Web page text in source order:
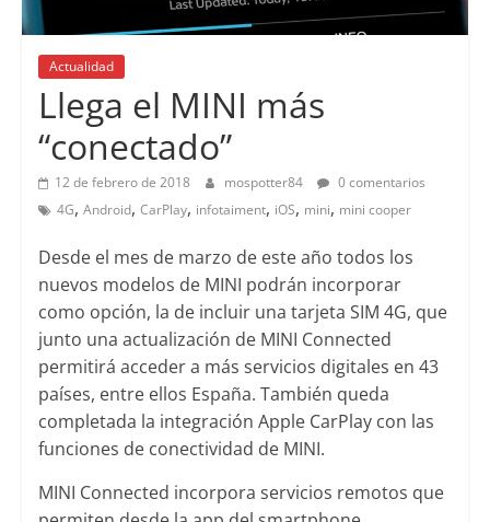
Actualidad
Llega el MINI más
“conectado”
12 de febrero de 2018 mospotter84
0 comentarios
4G, Android, CarPlay, infotaiment, iOS, mini, mini cooper
Desde el mes de marzo de este año todos los
nuevos modelos de MINI podrán incorporar
como opción, la de incluir una tarjeta SIM 4G, que
junto una actualización de MINI Connected
permitirá acceder a más servicios digitales en 43
países, entre ellos España. También queda
completada la integración Apple CarPlay con las
funciones de conectividad de MINI.
MINI Connected incorpora servicios remotos que